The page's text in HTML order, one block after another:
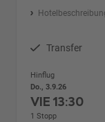
Transfer
Hinflug
Do., 3.9.26
VIE13:30
1 Stopp